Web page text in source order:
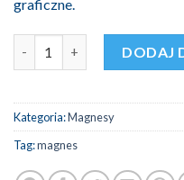
graficzne.
DODAJ
Kategoria:Magnesy
Tag:magnes